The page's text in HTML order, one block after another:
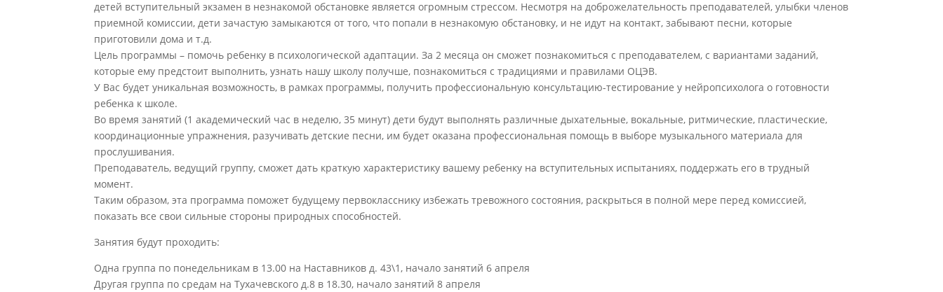
детей вступительный экзамен в незнакомой обстановке является огромным стрессом. Несмотря на доброжелательность преподавателей, улыбки членов
приемной комиссии, дети зачастую замыкаются от того, что попали в незнакомую обстановку, и не идут на контакт, забывают песни, которые
приготовили дома и т.д.
Цель программы – помочь ребенку в психологической адаптации. За 2 месяца он сможет познакомиться с преподавателем, с вариантами заданий,
которые ему предстоит выполнить, узнать нашу школу получше, познакомиться с традициями и правилами ОЦЭВ.
У Вас будет уникальная возможность, в рамках программы, получить профессиональную консультацию-тестирование у нейропсихолога о готовности
ребенка к школе.
Во время занятий (1 академический час в неделю, 35 минут) дети будут выполнять различные дыхательные, вокальные, ритмические, пластические,
координационные упражнения, разучивать детские песни, им будет оказана профессиональная помощь в выборе музыкального материала для
прослушивания.
Преподаватель, ведущий группу, сможет дать краткую характеристику вашему ребенку на вступительных испытаниях, поддержать его в трудный
момент.
Таким образом, эта программа поможет будущему первокласснику избежать тревожного состояния, раскрыться в полной мере перед комиссией,
показать все свои сильные стороны природных способностей.
Занятия будут проходить:
Одна группа по понедельникам в 13.00 на Наставников д. 43\1, начало занятий 6 апреля
Другая группа по средам на Тухачевского д.8 в 18.30, начало занятий 8 апреля